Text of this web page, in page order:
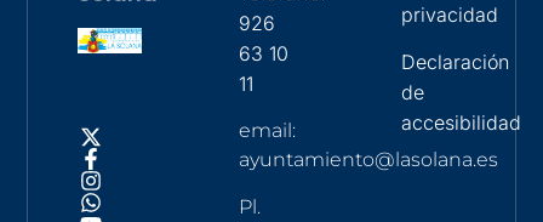
926
63 10
11
email:
ayuntamiento@lasolana.es
Pl.
privacidad
Declaración
de
accesibilidad